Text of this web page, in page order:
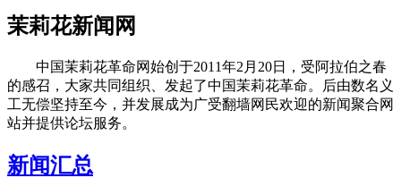
茉莉花新闻网
中国茉莉花革命网始创于2011年2月20日，受阿拉伯之春
的感召，大家共同组织、发起了中国茉莉花革命。后由数名义
工无偿坚持至今，并发展成为广受翻墙网民欢迎的新闻聚合网
站并提供论坛服务。
新闻汇总